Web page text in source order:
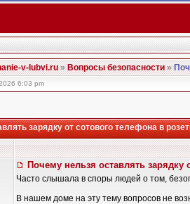
v-lubvi.ru»Вопросы безопасности»
6:03 pm
зарядку от сотового телефона в
Почему нельзя оставлять зарядку
Часто слышала в споры людей о том,
В нашем доме на эту тему вопросов не